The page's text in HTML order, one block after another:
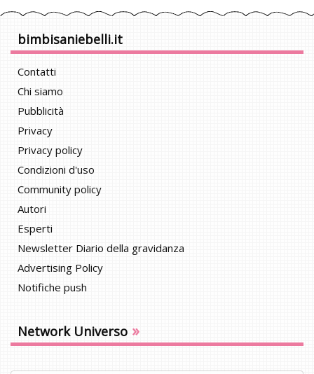
bimbisaniebelli.it
Contatti
Chi siamo
Pubblicità
Privacy
Privacy policy
Condizioni d'uso
Community policy
Autori
Esperti
Newsletter Diario della gravidanza
Advertising Policy
Notifiche push
Network Universo »